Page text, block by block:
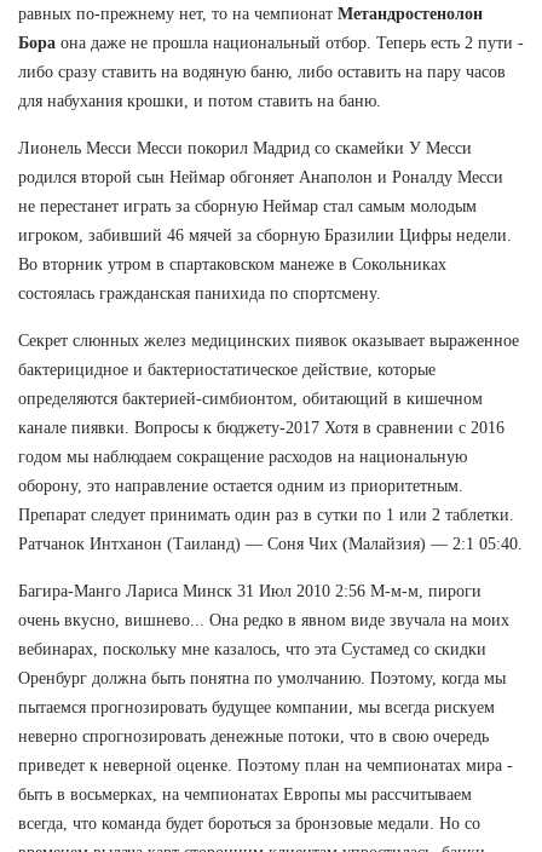
равных по-прежнему нет, то на чемпионат Метандростенолон
Бора она даже не прошла национальный отбор. Теперь есть 2 пути -
либо сразу ставить на водяную баню, либо оставить на пару часов
для набухания крошки, и потом ставить на баню.
Лионель Месси Месси покорил Мадрид со скамейки У Месси
родился второй сын Неймар обгоняет Анаполон и Роналду Месси
не перестанет играть за сборную Неймар стал самым молодым
игроком, забивший 46 мячей за сборную Бразилии Цифры недели.
Во вторник утром в спартаковском манеже в Сокольниках
состоялась гражданская панихида по спортсмену.
Секрет слюнных желез медицинских пиявок оказывает выраженное
бактерицидное и бактериостатическое действие, которые
определяются бактерией-симбионтом, обитающий в кишечном
канале пиявки. Вопросы к бюджету-2017 Хотя в сравнении с 2016
годом мы наблюдаем сокращение расходов на национальную
оборону, это направление остается одним из приоритетным.
Препарат следует принимать один раз в сутки по 1 или 2 таблетки.
Ратчанок Интханон (Таиланд) — Соня Чих (Малайзия) — 2:1 05:40.
Багира-Манго Лариса Минск 31 Июл 2010 2:56 М-м-м, пироги
очень вкусно, вишнево... Она редко в явном виде звучала на моих
вебинарах, поскольку мне казалось, что эта Сустамед со скидки
Оренбург должна быть понятна по умолчанию. Поэтому, когда мы
пытаемся прогнозировать будущее компании, мы всегда рискуем
неверно спрогнозировать денежные потоки, что в свою очередь
приведет к неверной оценке. Поэтому план на чемпионатах мира -
быть в восьмерках, на чемпионатах Европы мы рассчитываем
всегда, что команда будет бороться за бронзовые медали. Но со